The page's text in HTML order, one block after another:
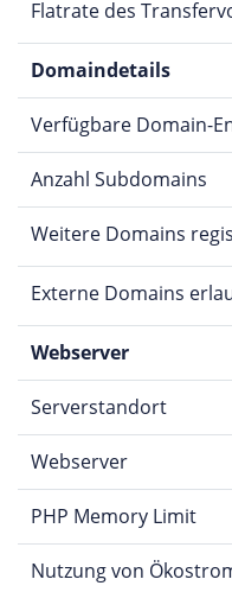
Flatrate des
Domaindetails
Verfügbare Domain-
Anzahl Subdomains
Weitere Domains
Externe Domains
Webserver
Serverstandort
Webserver
PHP Memory Limit
Nutzung von